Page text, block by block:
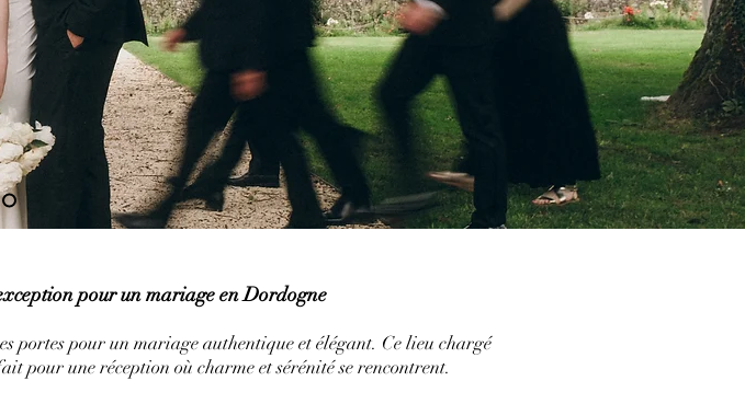
pour un mariage en Dordogne
portes pour un mariage authentique et élégant. Ce lieu chargé
pour une réception où charme et sérénité se rencontrent.